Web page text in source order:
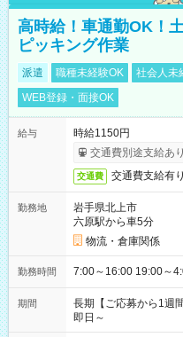
高時給！車通勤OK！
ピッキング作業
派遣 職種未経験OK 社会人未
WEB登録・面接OK
給与
時給1150円
交通費別途支給あり
交通費 交通費支給有り
勤務地
岩手県北上市
六原駅から車5分
物流・倉庫関係
勤務時間
期間
長期【ご応募から1週
即日～